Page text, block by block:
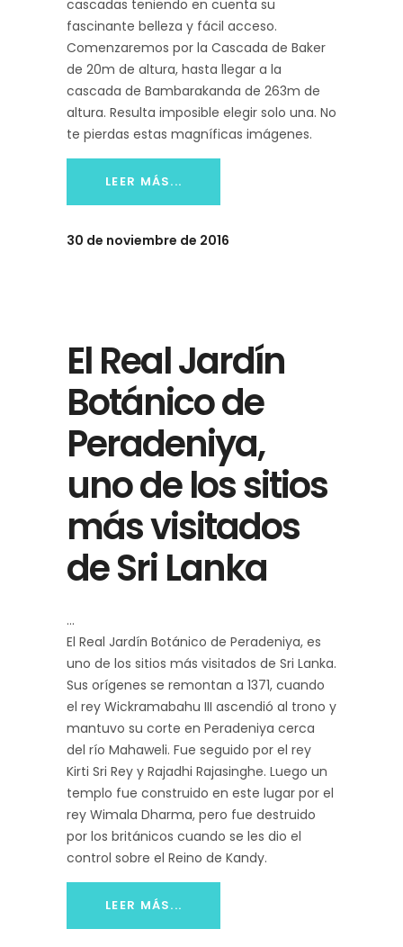
cascadas teniendo en cuenta su
fascinante belleza y fácil acceso.
Comenzaremos por la Cascada de Baker
de 20m de altura, hasta llegar a la
cascada de Bambarakanda de 263m de
altura. Resulta imposible elegir solo una. No
te pierdas estas magníficas imágenes.
LEER MÁS...
30 de noviembre de 2016
El Real Jardín
Botánico de
Peradeniya,
uno de los sitios
más visitados
de Sri Lanka
El Real Jardín Botánico de Peradeniya, es
uno de los sitios más visitados de Sri Lanka.
Sus orígenes se remontan a 1371, cuando
el rey Wickramabahu III ascendió al trono y
mantuvo su corte en Peradeniya cerca
del río Mahaweli. Fue seguido por el rey
Kirti Sri Rey y Rajadhi Rajasinghe. Luego un
templo fue construido en este lugar por el
rey Wimala Dharma, pero fue destruido
por los británicos cuando se les dio el
control sobre el Reino de Kandy.
LEER MÁS...